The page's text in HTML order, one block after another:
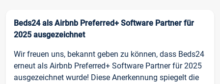
Beds24 als Airbnb Preferred+ Software Partner für
2025 ausgezeichnet
Wir freuen uns, bekannt geben zu können, dass Beds24
erneut als Airbnb Preferred+ Software Partner für 2025
ausgezeichnet wurde! Diese Anerkennung spiegelt die